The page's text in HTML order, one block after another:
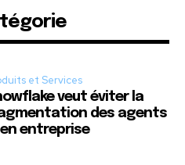
et Services
veut éviter la
des agents
en entreprise